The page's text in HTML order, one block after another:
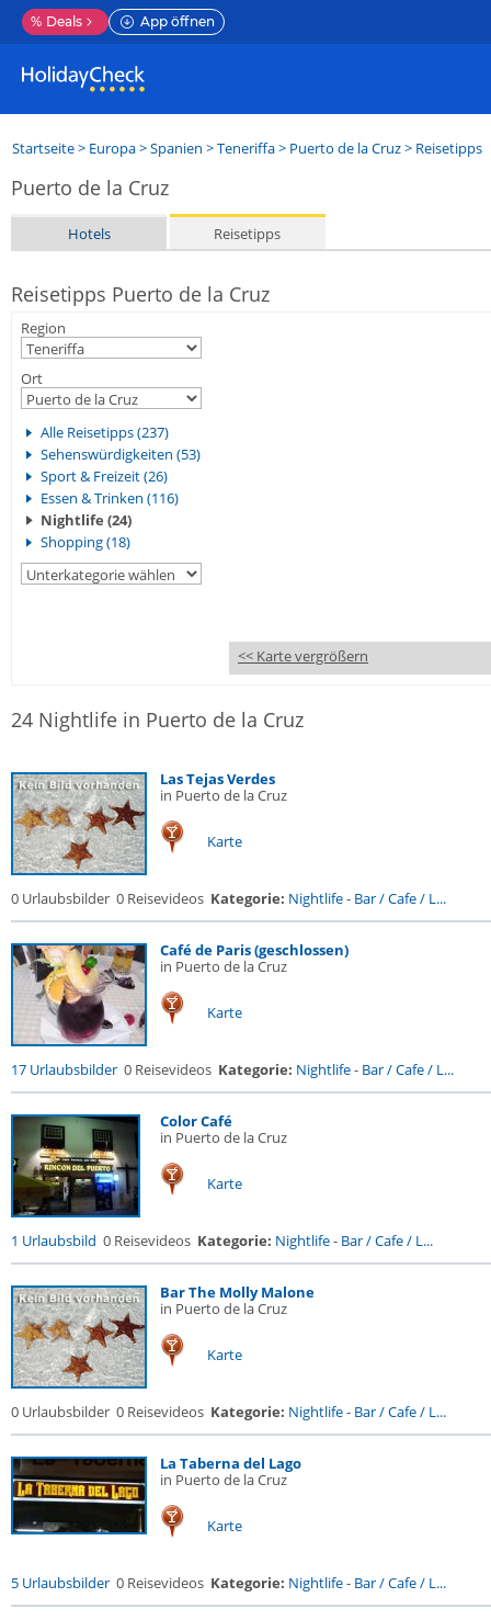
% Deals App öffnen
Startseite> Europa>Spanien >Teneriffa> Puerto de la Cruz> Reisetipps
Puerto de la Cruz
Hotels Reisetipps
Reisetipps Puerto de la Cruz
Region
Ort
Alle Reisetipps (237)
Sehenswürdigkeiten (53)
Sport & Freizeit (26)
Essen & Trinken (116)
Nightlife (24)
Shopping (18)
<< Karte vergrößern
24 Nightlife in Puerto de la Cruz
Las Tejas Verdes
in Puerto de la Cruz
Karte
0 Urlaubsbilder 0 Reisevideos Kategorie: Nightlife- Bar / Cafe / L...
Café de Paris (geschlossen)
in Puerto de la Cruz
Karte
17 Urlaubsbilder 0 Reisevideos Kategorie: Nightlife- Bar / Cafe / L...
Color Café
in Puerto de la Cruz
Karte
1 Urlaubsbild 0 Reisevideos Kategorie: Nightlife- Bar / Cafe / L...
Bar The Molly Malone
in Puerto de la Cruz
Karte
0 Urlaubsbilder 0 Reisevideos Kategorie: Nightlife- Bar / Cafe / L...
La Taberna del Lago
in Puerto de la Cruz
Karte
5 Urlaubsbilder 0 Reisevideos Kategorie: Nightlife- Bar / Cafe / L...